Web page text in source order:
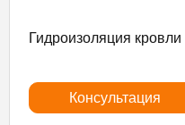
Гидроизоляция кровли
Консультация